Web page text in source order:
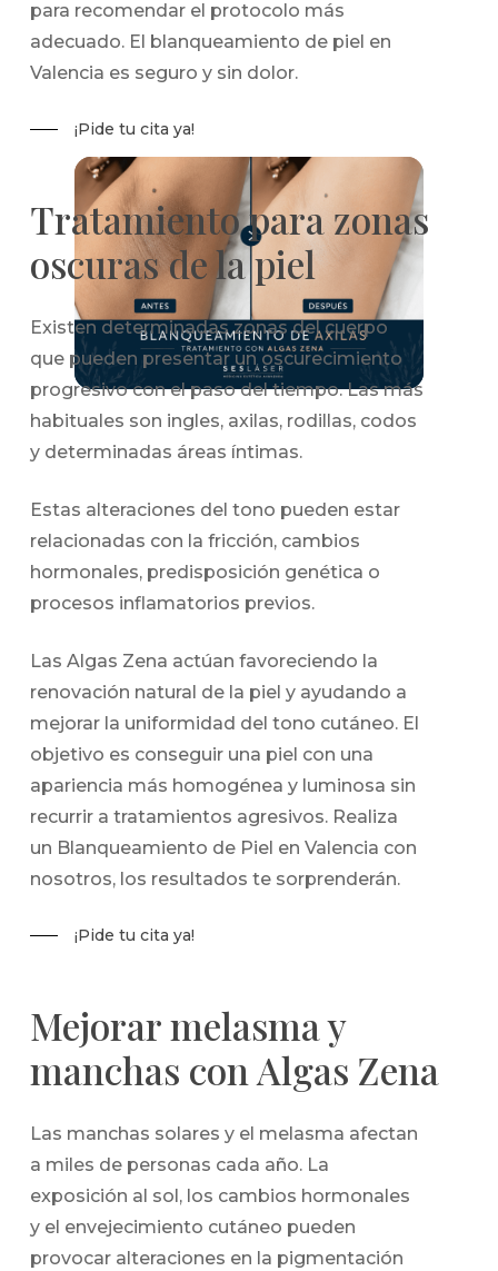
para recomendar el protocolo más
adecuado. El blanqueamiento de piel en
Valencia es seguro y sin dolor.
¡Pide tu cita ya!
Tratamiento para zonas
oscuras de la piel
Existen determinadas zonas del cuerpo
que pueden presentar un oscurecimiento
progresivo con el paso del tiempo. Las más
habituales son ingles, axilas, rodillas, codos
y determinadas áreas íntimas.
Estas alteraciones del tono pueden estar
relacionadas con la fricción, cambios
hormonales, predisposición genética o
procesos inflamatorios previos.
Las Algas Zena actúan favoreciendo la
renovación natural de la piel y ayudando a
mejorar la uniformidad del tono cutáneo. El
objetivo es conseguir una piel con una
apariencia más homogénea y luminosa sin
recurrir a tratamientos agresivos. Realiza
un Blanqueamiento de Piel en Valencia con
nosotros, los resultados te sorprenderán.
¡Pide tu cita ya!
Mejorar melasma y
manchas con Algas Zena
Las manchas solares y el melasma afectan
a miles de personas cada año. La
exposición al sol, los cambios hormonales
y el envejecimiento cutáneo pueden
provocar alteraciones en la pigmentación